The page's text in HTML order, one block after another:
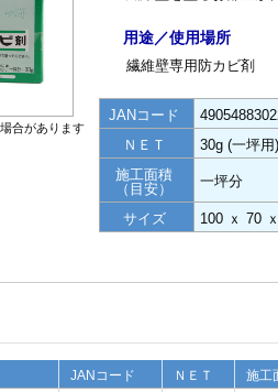
合があります
用途／使用場所
繊維壁専用防カビ剤
JANコード
ＮＥＴ
30g (一坪用)
施工面積
（目安）
一坪分
サイズ 100 ｘ 70
JANコード ＮＥＴ 施工